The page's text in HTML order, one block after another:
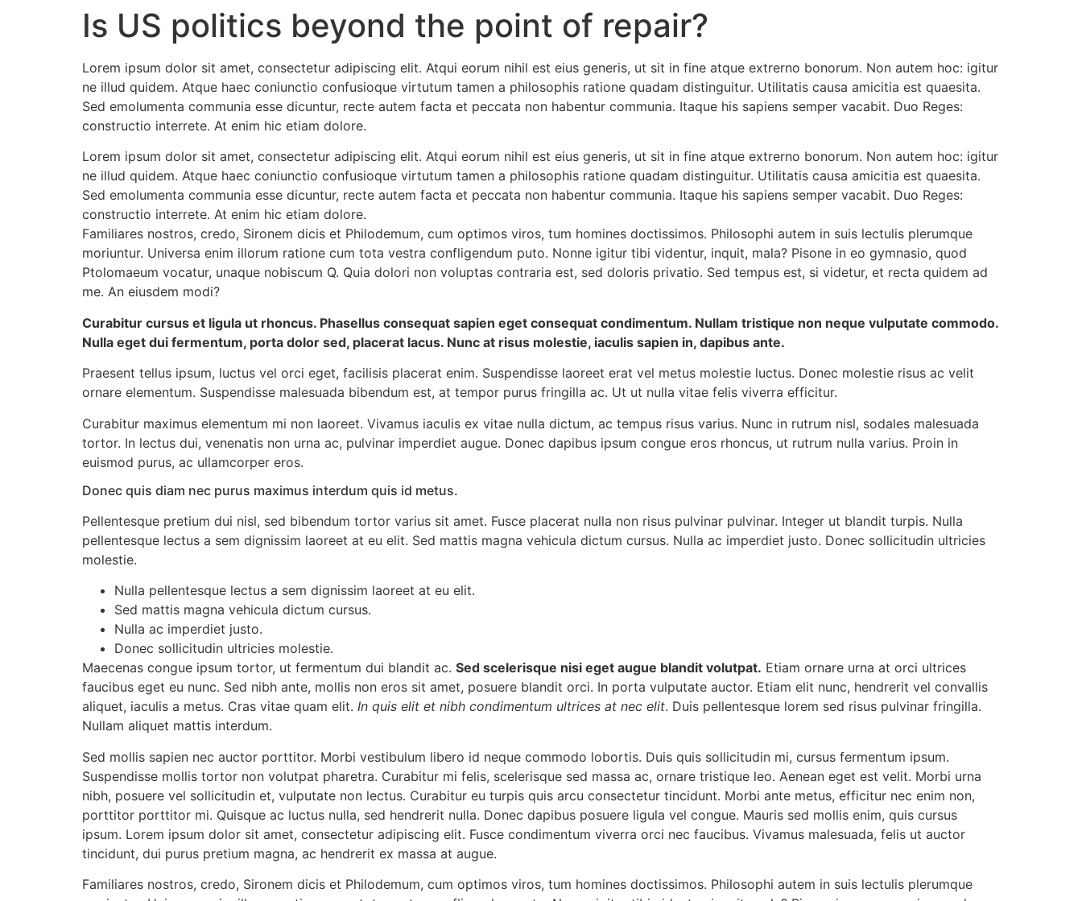
Is US politics beyond the point of repair?
Lorem ipsum dolor sit amet, consectetur adipiscing elit. Atqui eorum nihil est eius generis, ut sit in fine atque extrerno bonorum. Non autem hoc: igitur
ne illud quidem. Atque haec coniunctio confusioque virtutum tamen a philosophis ratione quadam distinguitur. Utilitatis causa amicitia est quaesita.
Sed emolumenta communia esse dicuntur, recte autem facta et peccata non habentur communia. Itaque his sapiens semper vacabit. Duo Reges:
constructio interrete. At enim hic etiam dolore.
Lorem ipsum dolor sit amet, consectetur adipiscing elit. Atqui eorum nihil est eius generis, ut sit in fine atque extrerno bonorum. Non autem hoc: igitur
ne illud quidem. Atque haec coniunctio confusioque virtutum tamen a philosophis ratione quadam distinguitur. Utilitatis causa amicitia est quaesita.
Sed emolumenta communia esse dicuntur, recte autem facta et peccata non habentur communia. Itaque his sapiens semper vacabit. Duo Reges:
constructio interrete. At enim hic etiam dolore.
Familiares nostros, credo, Sironem dicis et Philodemum, cum optimos viros, tum homines doctissimos. Philosophi autem in suis lectulis plerumque
moriuntur. Universa enim illorum ratione cum tota vestra confligendum puto. Nonne igitur tibi videntur, inquit, mala? Pisone in eo gymnasio, quod
Ptolomaeum vocatur, unaque nobiscum Q. Quia dolori non voluptas contraria est, sed doloris privatio. Sed tempus est, si videtur, et recta quidem ad
me. An eiusdem modi?
Curabitur cursus et ligula ut rhoncus. Phasellus consequat sapien eget consequat condimentum. Nullam tristique non neque vulputate commodo.
Nulla eget dui fermentum, porta dolor sed, placerat lacus. Nunc at risus molestie, iaculis sapien in, dapibus ante.
Praesent tellus ipsum, luctus vel orci eget, facilisis placerat enim. Suspendisse laoreet erat vel metus molestie luctus. Donec molestie risus ac velit
ornare elementum. Suspendisse malesuada bibendum est, at tempor purus fringilla ac. Ut ut nulla vitae felis viverra efficitur.
Curabitur maximus elementum mi non laoreet. Vivamus iaculis ex vitae nulla dictum, ac tempus risus varius. Nunc in rutrum nisl, sodales malesuada
tortor. In lectus dui, venenatis non urna ac, pulvinar imperdiet augue. Donec dapibus ipsum congue eros rhoncus, ut rutrum nulla varius. Proin in
euismod purus, ac ullamcorper eros.
Donec quis diam nec purus maximus interdum quis id metus.
Pellentesque pretium dui nisl, sed bibendum tortor varius sit amet. Fusce placerat nulla non risus pulvinar pulvinar. Integer ut blandit turpis. Nulla
pellentesque lectus a sem dignissim laoreet at eu elit. Sed mattis magna vehicula dictum cursus. Nulla ac imperdiet justo. Donec sollicitudin ultricies
molestie.
Nulla pellentesque lectus a sem dignissim laoreet at eu elit.
Sed mattis magna vehicula dictum cursus.
Nulla ac imperdiet justo.
Donec sollicitudin ultricies molestie.
Maecenas congue ipsum tortor, ut fermentum dui blandit ac. Sed scelerisque nisi eget augue blandit volutpat. Etiam ornare urna at orci ultrices
faucibus eget eu nunc. Sed nibh ante, mollis non eros sit amet, posuere blandit orci. In porta vulputate auctor. Etiam elit nunc, hendrerit vel convallis
aliquet, iaculis a metus. Cras vitae quam elit. In quis elit et nibh condimentum ultrices at nec elit. Duis pellentesque lorem sed risus pulvinar fringilla.
Nullam aliquet mattis interdum.
Sed mollis sapien nec auctor porttitor. Morbi vestibulum libero id neque commodo lobortis. Duis quis sollicitudin mi, cursus fermentum ipsum.
Suspendisse mollis tortor non volutpat pharetra. Curabitur mi felis, scelerisque sed massa ac, ornare tristique leo. Aenean eget est velit. Morbi urna
nibh, posuere vel sollicitudin et, vulputate non lectus. Curabitur eu turpis quis arcu consectetur tincidunt. Morbi ante metus, efficitur nec enim non,
porttitor porttitor mi. Quisque ac luctus nulla, sed hendrerit nulla. Donec dapibus posuere ligula vel congue. Mauris sed mollis enim, quis cursus
ipsum. Lorem ipsum dolor sit amet, consectetur adipiscing elit. Fusce condimentum viverra orci nec faucibus. Vivamus malesuada, felis ut auctor
tincidunt, dui purus pretium magna, ac hendrerit ex massa at augue.
Familiares nostros, credo, Sironem dicis et Philodemum, cum optimos viros, tum homines doctissimos. Philosophi autem in suis lectulis plerumque